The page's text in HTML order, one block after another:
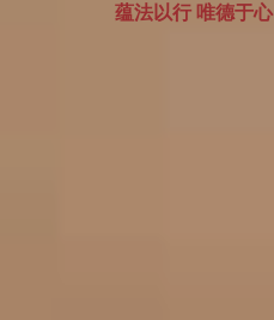
蕴法以行 唯德于心